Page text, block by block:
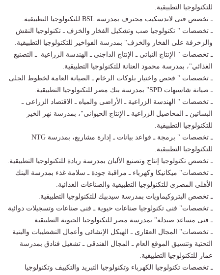
للتكنولوجيا التطبيقية.
ـ تخصص فنى لاندسكيب محترف بمدرسة BSL للتكنولوجيا التطبيقية.
ـ تخصصات " تكنولوجيا صب وتشكيل الفخار والخزف ـ تكنولوجيا النقش
والزخرفة على الفخار والخزف" بمدرسة الفواخير للتكنولوجيا التطبيقية.
ـ تخصصات " الإنتاج النباتى ـ الإنتاج الداجنى ـ الهندسة الزراعية ـ التصنيع
الغذائي"، بمدرسة محمود العنانة للتكنولوجيا التطبيقية.
ـ تخصصات " فحص واختيار بلوكات الرخام ـ الصيانة العامة لخطوط الجلى
ـ صيانة شاسيهات SPD" بمدرسة بنك مصر للتكنولوجيا التطبيقية.
ـ تخصصات " الهندسة الزراعية ـ الأراضى والمياه ـ الاقتصاد الزراعى ـ
البساتين ـ المحاصيل الزراعية ـ الإنتاج الحيوانى"، بمدرسة نهر الخير
للتكنولوجيا التطبيقية.
ـ تخصصات " برمجة ـ قواعد بيانات ـ إدارة مشاريع، بمدرسة NTG
للتكنولوجيا التطبيقية.
ـ تخصص تكنولوجيا إنتاج وتصنيع الألبان بمدرسة ريادة للتكنولوجيا التطبيقية.
ـ تخصصات" ميكانيكا وكهرباء ـ مراقبة جودة ـ سلامة غذء بمدرسة البنك
الأهلى المصرى للتكنولوجيا التطبيقية والصناعات الغذائية.
ـ تخصص البتروكيماويات بمدرسة سيدبيك للتكنولوجيا التطبيقية.
ـ تخصصات" فنى تكنولوجيا صناعات حيوية ـ فنى صناعات وتسجيلات دوائية
ـ فنى مساعد صيدلة" بمدرسة مصر للتكنولوجيا الحيوية التطبيقية.
ـ تخصصات" المجال العقارى ـ الهيكل الإنشائى وأعمال التشطيبات والبنية
التحتية وتنسيق الموقع العام ـ المجال الفندقى ـ تشغيل فنادق بمدرسة
عمار للتكنولوجيا التطبيقية.
ـ تخصصات تكنولوجيا الكهرباء وتكنولوجيا التبريد والتكييف وتكنولوجيا